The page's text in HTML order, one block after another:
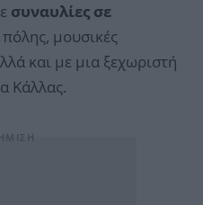
συναυλίες σε
πόλης, μουσικές
και με μια ξεχωριστή
Κάλλας.